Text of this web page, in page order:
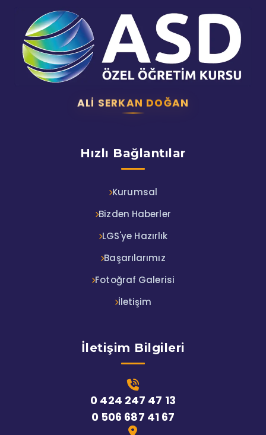
ALI SERKAN DOĞAN
Hızlı Bağlantılar
Kurumsal
Bizden Haberler
LGS'ye Hazırlık
Başarılarımız
Fotoğraf Galerisi
İletişim
İletişim Bilgileri
0 424 247 47 13
0 506 687 41 67